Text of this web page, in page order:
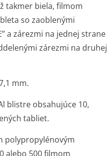
takmer biela, filmom
so zaoblenými
a zárezmi na jednej strane
zárezmi na druhej
mm.
blistre obsahujúce 10,
tabliet.
polypropylénovým
alebo 500 filmom